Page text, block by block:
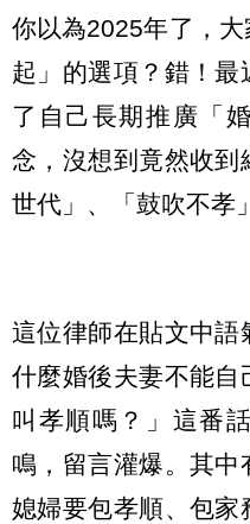
你以為2025年了，
起」的選項？錯！
了自己長期推廣「
念，沒想到竟然收
世代」、「鼓吹不孝
這位律師在貼文中語
什麼婚後夫妻不能
叫孝順嗎？」這番
鳴，留言灌爆。其
媳婦要包孝順、包